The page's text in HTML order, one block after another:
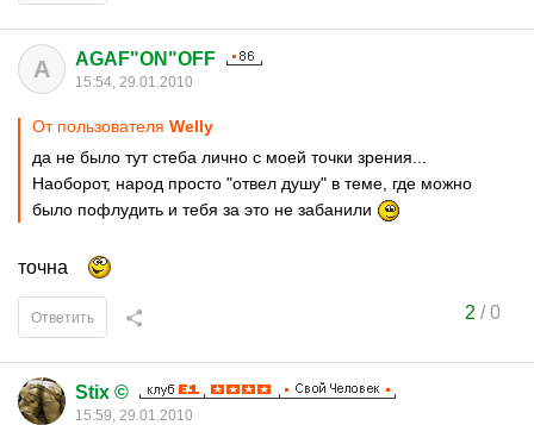
A AGAF"ON"OFF
15:54, 29.01.2010
От пользователя Welly
да не было тут стеба лично с моей точки зрения...
Наоборот, народ просто "отвел душу" в теме, где можно
было пофлудить и тебя за это не забанили
точна
2 /0
Ответить
Stix ©
15:59, 29.01.2010